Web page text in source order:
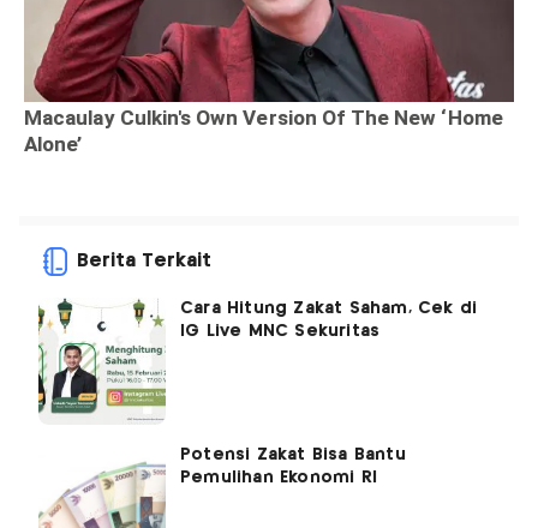
Berita Terkait
Cara Hitung Zakat Saham, Cek di
IG Live MNC Sekuritas
Potensi Zakat Bisa Bantu
Pemulihan Ekonomi RI